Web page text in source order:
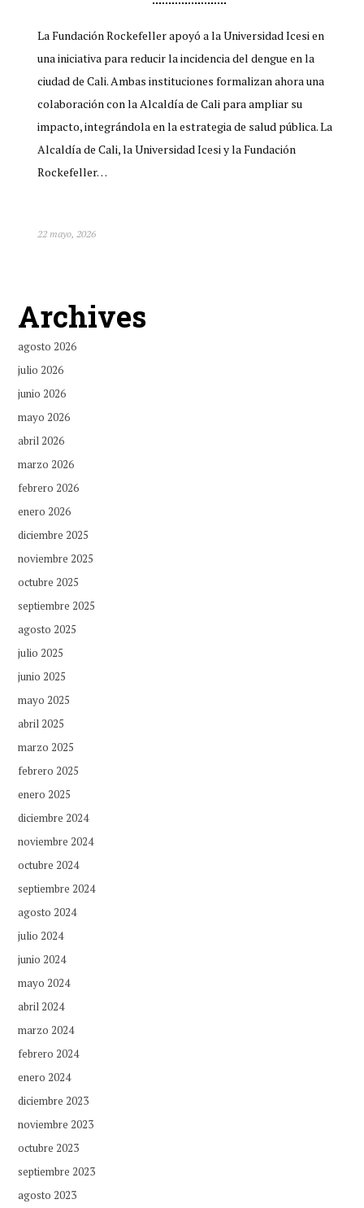
La Fundación Rockefeller apoyó a la Universidad Icesi en
una iniciativa para reducir la incidencia del dengue en la
ciudad de Cali. Ambas instituciones formalizan ahora una
colaboración con la Alcaldía de Cali para ampliar su
impacto, integrándola en la estrategia de salud pública. La
Alcaldía de Cali, la Universidad Icesi y la Fundación
Rockefeller…
22 mayo, 2026
Archives
agosto 2026
julio 2026
junio 2026
mayo 2026
abril 2026
marzo 2026
febrero 2026
enero 2026
diciembre 2025
noviembre 2025
octubre 2025
septiembre 2025
agosto 2025
julio 2025
junio 2025
mayo 2025
abril 2025
marzo 2025
febrero 2025
enero 2025
diciembre 2024
noviembre 2024
octubre 2024
septiembre 2024
agosto 2024
julio 2024
junio 2024
mayo 2024
abril 2024
marzo 2024
febrero 2024
enero 2024
diciembre 2023
noviembre 2023
octubre 2023
septiembre 2023
agosto 2023